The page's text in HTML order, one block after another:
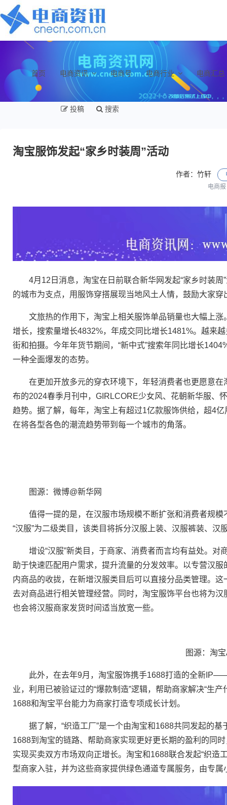
首页 电商资讯 电商号 电商行业 电商汇总
投稿 搜索
淘宝服饰发起“家乡时装周”活动
作者：竹轩
电商报
4月12日消息，淘宝在日前联合新华网发起“家乡时装周
的城市为支点，用服饰穿搭展现当地风土人情，鼓励大家穿
文旅热的作用下，淘宝上相关服饰单品销量也大幅上涨
增长，搜索量增长4832%，年成交同比增长1481%。越来
街和拍摄。今年年货节期间，“新中式”搜索年同比增长
一种全面爆发的态势。
在更加开放多元的穿衣环境下，年轻消费者也更愿意在
布的2024春季月刊中，GIRLCORE少女风、花朝新华服、
趋势。据了解，每年，淘宝上有超过1亿款服饰供给，超4
在将各型各色的潮流趋势带到每一个城市的角落。
图源：微博@新华网
值得一提的是，在汉服市场规模不断扩张和消费者规模
“汉服”为二级类目，该类目将拆分汉服上装、汉服裤装、
增设“汉服”新类目，于商家、消费者而言均有益处。对
助于快速匹配用户需求，提升流量的分发效率。以专营汉
内商品的收拢，在新增汉服类目后可以直接分品类管理。
去对商品进行相关管理经营。同时，淘宝服饰平台也将为
也会将汉服商家发货时间适当放宽一些。
图源：淘
此外，在去年9月，淘宝服饰携手1688打造的全新
业，利用已被验证过的“爆款制造”逻辑，帮助商家解决“生
1688和淘宝平台能力为商家打造专项成长计划。
据了解，“织造工厂”是一个由淘宝和1688共同发起的基
1688到淘宝的链路、帮助商家实现更好更长期的盈利的同
实现买卖双方市场双向正增长。淘宝和1688联合发起“织造
型商家入驻，并为这些商家提供绿色通道专属服务，由专